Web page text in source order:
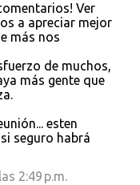
Ver
a apreciar mejor
más nos
de muchos,
más gente que
esten
seguro habrá
2:49 p.m.